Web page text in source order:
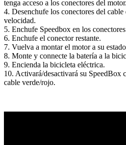
tenga acceso a los conectores del motor.
4. Desenchufe los conectores del
velocidad.
5. Enchufe Speedbox en los
6. Enchufe el conector restante.
7. Vuelva a montar el motor a su
8. Monte y connecte la batería a la
9. Encienda la bicicleta eléctrica.
10. Activará/desactivará su SpeedBox
cable verde/rojo.